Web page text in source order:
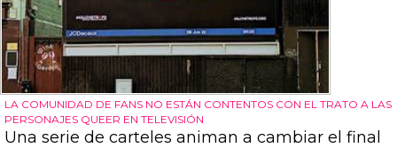
LA COMUNIDAD DE FANS NO ESTÁN CONTENTOS CON EL TRATO A LAS
PERSONAJES QUEER EN TELEVISIÓN
Una serie de carteles animan a cambiar el final